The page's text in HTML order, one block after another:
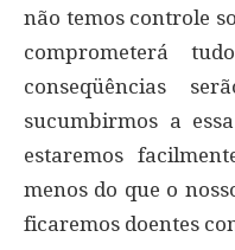
não temos controle
comprometerá
conseqüências
sucumbirmos a
estaremos
menos do que o
ficaremos doentes